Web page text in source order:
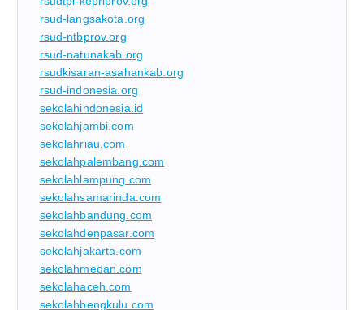
rsud-langsakota.org
rsud-ntbprov.org
rsud-natunakab.org
rsudkisaran-asahankab.org
rsud-indonesia.org
sekolahindonesia.id
sekolahjambi.com
sekolahriau.com
sekolahpalembang.com
sekolahlampung.com
sekolahsamarinda.com
sekolahbandung.com
sekolahdenpasar.com
sekolahjakarta.com
sekolahmedan.com
sekolahaceh.com
sekolahbengkulu.com